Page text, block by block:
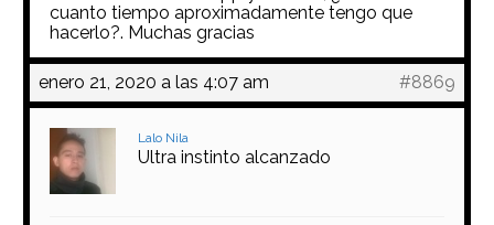
cuanto tiempo aproximadamente tengo que
hacerlo?. Muchas gracias
enero 21, 2020 a las 4:07 am #8869
Lalo Nila
Ultra instinto alcanzado